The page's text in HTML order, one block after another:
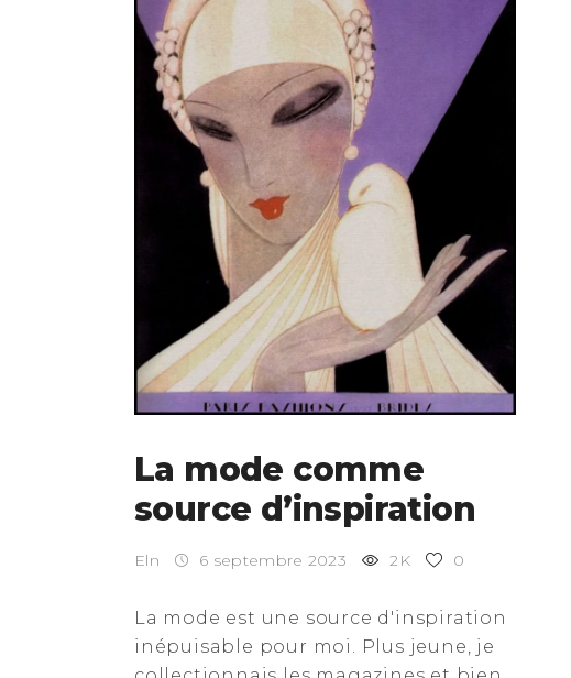
La mode comme
source d’inspiration
Eln 6 septembre 2023 2K 0
La mode est une source d'inspiration
inépuisable pour moi. Plus jeune, je